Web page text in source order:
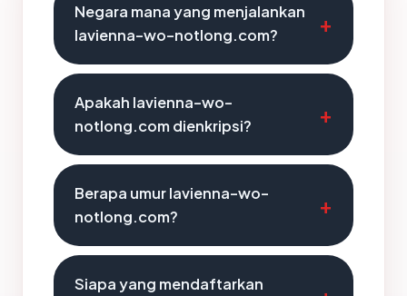
Negara mana yang menjalankan
lavienna-wo-notlong.com?
Apakah lavienna-wo-
notlong.com dienkripsi?
Berapa umur lavienna-wo-
notlong.com?
Siapa yang mendaftarkan